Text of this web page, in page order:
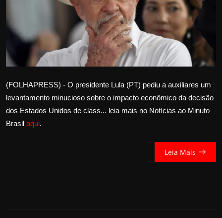
Educação
Justiça
Política
Saúde
(FOLHAPRESS) - O presidente Lula (PT) pediu a auxiliares um
levantamento minucioso sobre o impacto econômico da decisão
dos Estados Unidos de class... leia mais no Notícias ao Minuto
Brasil aqui.
Leia Mais